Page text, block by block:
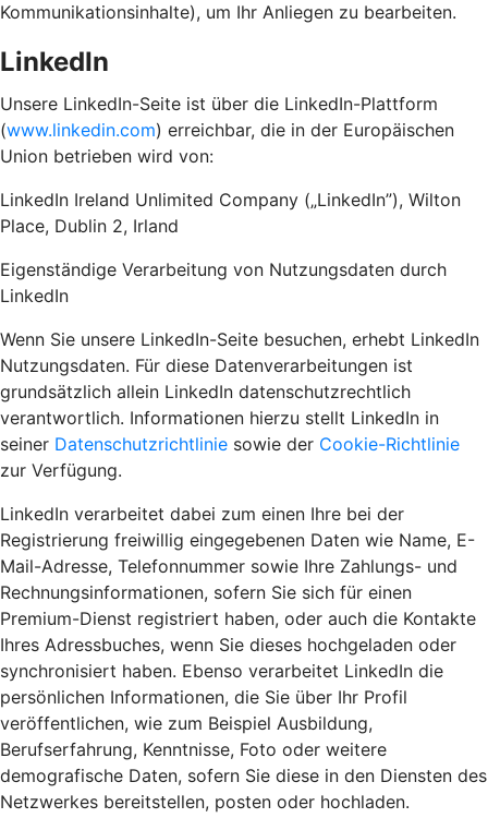
Kommunikationsinhalte), um Ihr Anliegen zu bearbeiten.
LinkedIn
Unsere LinkedIn-Seite ist über die LinkedIn-Plattform
(www.linkedin.com) erreichbar, die in der Europäischen
Union betrieben wird von:
LinkedIn Ireland Unlimited Company („LinkedIn”), Wilton
Place, Dublin 2, Irland
Eigenständige Verarbeitung von Nutzungsdaten durch
LinkedIn
Wenn Sie unsere LinkedIn-Seite besuchen, erhebt LinkedIn
Nutzungsdaten. Für diese Datenverarbeitungen ist
grundsätzlich allein LinkedIn datenschutzrechtlich
verantwortlich. Informationen hierzu stellt LinkedIn in
seiner Datenschutzrichtlinie sowie der Cookie-Richtlinie
zur Verfügung.
LinkedIn verarbeitet dabei zum einen Ihre bei der
Registrierung freiwillig eingegebenen Daten wie Name, E-
Mail-Adresse, Telefonnummer sowie Ihre Zahlungs- und
Rechnungsinformationen, sofern Sie sich für einen
Premium-Dienst registriert haben, oder auch die Kontakte
Ihres Adressbuches, wenn Sie dieses hochgeladen oder
synchronisiert haben. Ebenso verarbeitet LinkedIn die
persönlichen Informationen, die Sie über Ihr Profil
veröffentlichen, wie zum Beispiel Ausbildung,
Berufserfahrung, Kenntnisse, Foto oder weitere
demografische Daten, sofern Sie diese in den Diensten des
Netzwerkes bereitstellen, posten oder hochladen.